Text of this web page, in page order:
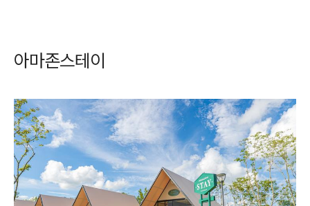
아마존스테이